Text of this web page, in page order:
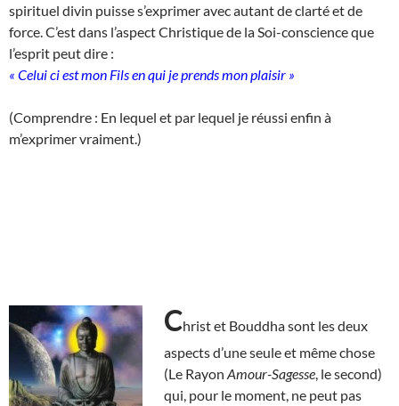
spirituel divin puisse s’exprimer avec autant de clarté et de
force. C’est dans l’aspect Christique de la Soi-conscience que
l’esprit peut dire :
« Celui ci est mon Fils en qui je prends mon plaisir »
(Comprendre : En lequel et par lequel je réussi enfin à
m’exprimer vraiment.)
Christ et Bouddha sont les deux
aspects d’une seule et même chose
(Le Rayon Amour-Sagesse , le second)
qui, pour le moment, ne peut pas